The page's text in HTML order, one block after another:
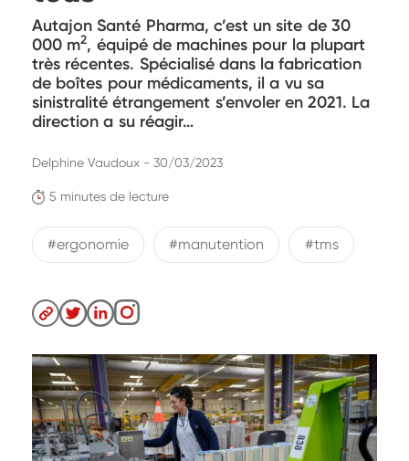
Autajon Santé Pharma, c’est un site de 30
000 m2, équipé de machines pour la plupart
très récentes. Spécialisé dans la fabrication
de boîtes pour médicaments, il a vu sa
sinistralité étrangement s’envoler en 2021. La
direction a su réagir…
5 minutes de lecture
Delphine Vaudoux - 30/03/2023
#ergonomie #manutention #tms